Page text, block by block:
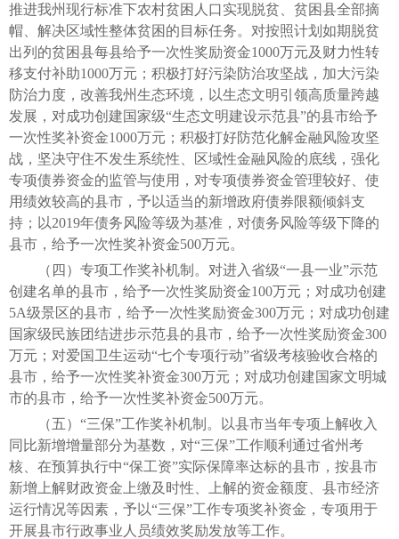
推进我州现行标准下农村贫困人口实现脱贫、贫困县全部摘
帽、解决区域性整体贫困的目标任务。对按照计划如期脱贫
出列的贫困县每县给予一次性奖励资金1000万元及财力性转
移支付补助1000万元；积极打好污染防治攻坚战，加大污染
防治力度，改善我州生态环境，以生态文明引领高质量跨越
发展，对成功创建国家级“生态文明建设示范县”的县市给予
一次性奖补资金1000万元；积极打好防范化解金融风险攻坚
战，坚决守住不发生系统性、区域性金融风险的底线，强化
专项债券资金的监管与使用，对专项债券资金管理较好、使
用绩效较高的县市，予以适当的新增政府债券限额倾斜支
持；以2019年债务风险等级为基准，对债务风险等级下降的
县市，给予一次性奖补资金500万元。
（四）专项工作奖补机制。对进入省级“一县一业”示范
创建名单的县市，给予一次性奖励资金100万元；对成功创建
5A级景区的县市，给予一次性奖励资金300万元；对成功创建
国家级民族团结进步示范县的县市，给予一次性奖励资金300
万元；对爱国卫生运动“七个专项行动”省级考核验收合格的
县市，给予一次性奖补资金300万元；对成功创建国家文明城
市的县市，给予一次性奖补资金500万元。
（五）“三保”工作奖补机制。以县市当年专项上解收入
同比新增增量部分为基数，对“三保”工作顺利通过省州考
核、在预算执行中“保工资”实际保障率达标的县市，按县市
新增上解财政资金上缴及时性、上解的资金额度、县市经济
运行情况等因素，予以“三保”工作专项奖补资金，专项用于
开展县市行政事业人员绩效奖励发放等工作。